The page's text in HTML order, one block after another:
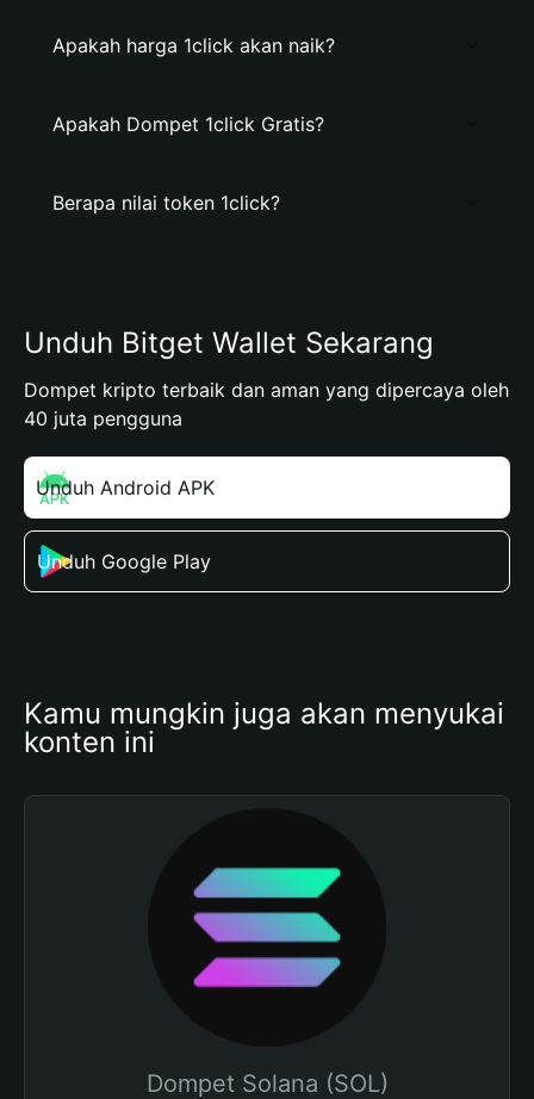
Apakah harga 1click akan naik?
Apakah Dompet 1click Gratis?
Berapa nilai token 1click?
Unduh Bitget Wallet Sekarang
Dompet kripto terbaik dan aman yang dipercaya oleh
40 juta pengguna
Unduh Android APK
Unduh Google Play
Kamu mungkin juga akan menyukai
konten ini
Dompet Solana (SOL)